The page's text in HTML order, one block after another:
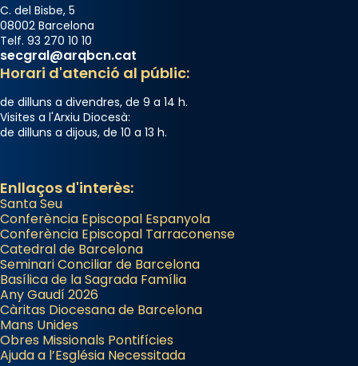
C. del Bisbe, 5
08002 Barcelona
Telf. 93 270 10 10
secgral@arqbcn.cat
Horari d'atenció al públic:
de dilluns a divendres, de 9 a 14 h.
Visites a l'Arxiu Diocesà:
de dilluns a dijous, de 10 a 13 h.
Enllaços d'interès:
Santa Seu
Conferència Episcopal Espanyola
Conferència Episcopal Tarraconense
Catedral de Barcelona
Seminari Conciliar de Barcelona
Basílica de la Sagrada Família
Any Gaudí 2026
Càritas Diocesana de Barcelona
Mans Unides
Obres Missionals Pontifícies
Ajuda a l’Església Necessitada